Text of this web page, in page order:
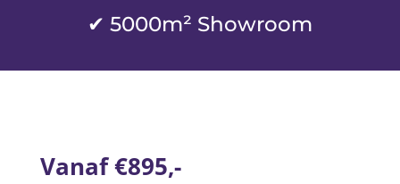
✔ 5000m² Showroom
Vanaf €895,-